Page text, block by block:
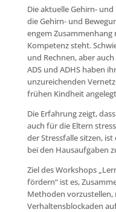
Die aktuelle Gehirn-
die Gehirn- und
engem
Kompetenz steht.
und Rechnen, aber
ADS und ADHS haben
unzureichenden
frühen Kindheit
Die Erfahrung zeigt,
auch für die Eltern
der Stressfalle sitzen,
bei den Hausaufgaben
Ziel des Workshops
fördern“ ist es,
Methoden vorzustellen,
Verhaltensblockaden